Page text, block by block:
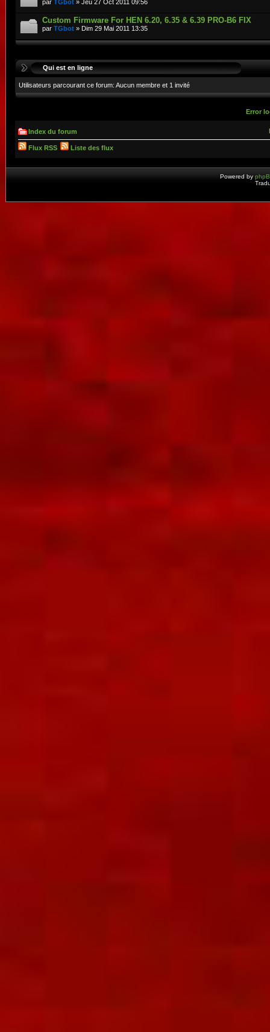
par TGbot » Jeu 27 Oct 2011 09:56
Custom Firmware For HEN 6.20, 6.35 & 6.39 PRO-B6 FIX
par TGbot » Dim 29 Mai 2011 13:35
Qui est en ligne
Utilisateurs parcourant ce forum: Aucun membre et 1 invité
Error
Index du forum
Flux RSS Liste des flux
Powered by